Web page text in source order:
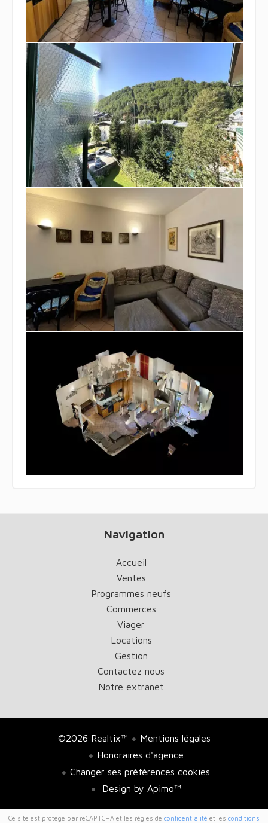
Navigation
Accueil
Ventes
Programmes neufs
Commerces
Viager
Locations
Gestion
Contactez nous
Notre extranet
©2026 Realtix™
Mentions légales
Honoraires d'agence
Changer ses préférences cookies
Design by Apimo™
Ce site est protégé par reCAPTCHA et les règles de confidentialité et les conditions